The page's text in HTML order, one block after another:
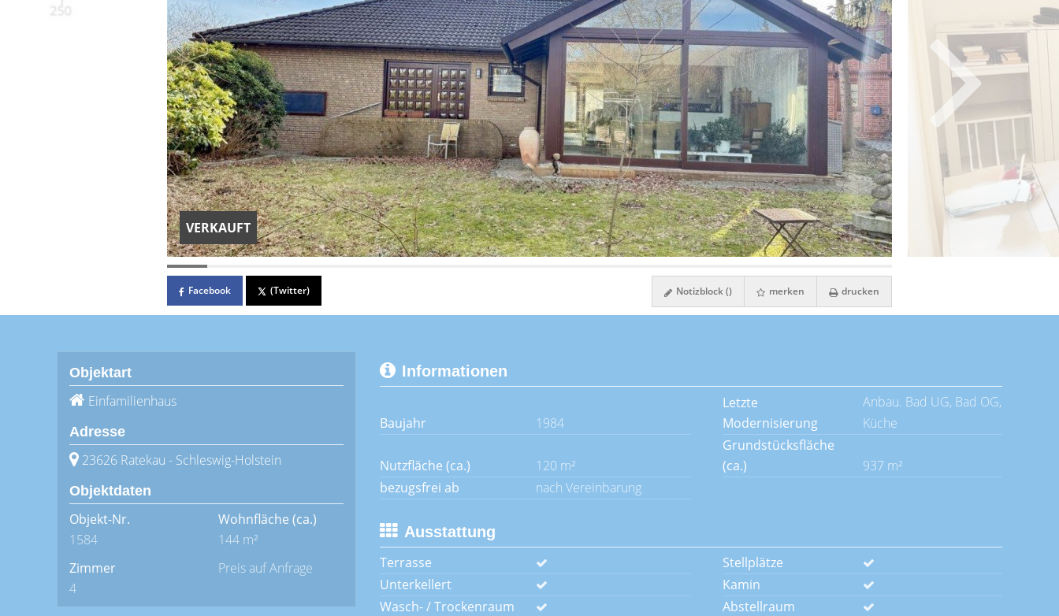
VERKAUFT
Facebook (Twitter) Notizblock () merken drucken
Objektart
Einfamilienhaus
Adresse
23626 Ratekau - Schleswig-Holstein
Objektdaten
Objekt-Nr.
1584
Wohnfläche (ca.)
144 m²
Zimmer
4
Preis auf Anfrage
Informationen
Baujahr 1984
Letzte
Modernisierung
Anbau. Bad UG, Bad OG,
Küche
Nutzfläche (ca.) 120 m²
Grundstücksfläche
(ca.)
937 m²
bezugsfrei ab
nach Vereinbarung
Ausstattung
Terrasse
Stellplätze
Unterkellert
Kamin
Wasch- / Trockenraum
Abstellraum